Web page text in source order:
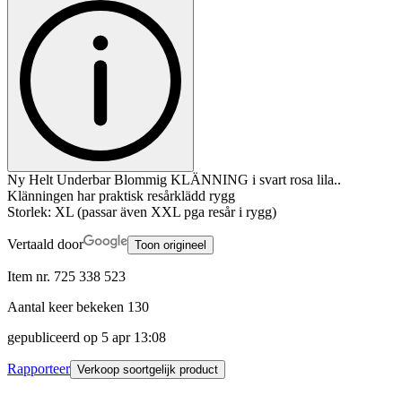
Ny Helt Underbar Blommig KLÄNNING i svart rosa lila..
Klänningen har praktisk resårklädd rygg
Storlek: XL (passar även XXL pga resår i rygg)
Vertaald door Toon origineel
Item nr. 725 338 523
Aantal keer bekeken 130
gepubliceerd op 5 apr 13:08
Rapporteer Verkoop soortgelijk product